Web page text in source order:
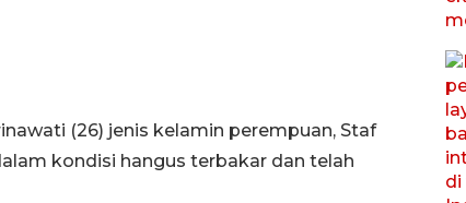
(26) jenis kelamin perempuan, Staf
kondisi hangus terbakar dan telah